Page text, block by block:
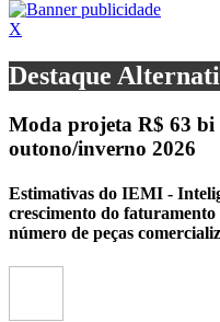
X
Destaque
Moda projeta R$ 63 bi
outono/inverno 2026
Estimativas do IEMI -
crescimento do faturamento
número de peças